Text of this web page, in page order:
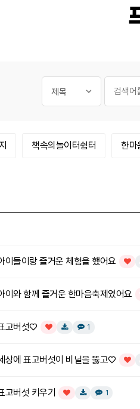
카테고리책속의놀이터쉼터 카테고리한마
이들이랑 즐거운 체험을 했어요
인기글
이와 함께 즐거운 한마음축제였어요
고버섯♡
인기글 다운로드
댓글
1개
상에 표고버섯이 비닐을 뚫고♡
인기글
고버섯 키우기
인기글 다운로드
댓글
1개